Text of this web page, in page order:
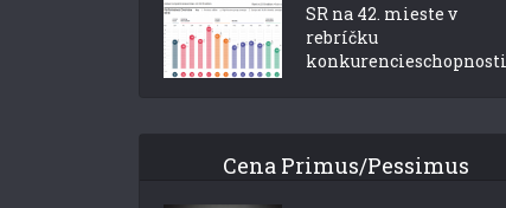
SR na 42. mieste v
rebríčku
konkurencieschopnosti
Cena Primus/Pessimus